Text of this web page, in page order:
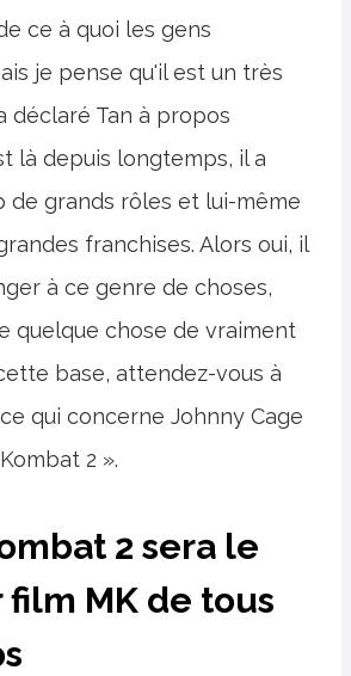
ce à quoi les gens
je pense qu'il est un très
déclaré Tan à propos
là depuis longtemps, il a
de grands rôles et lui-même
franchises. Alors oui, il
à ce genre de choses,
quelque chose de vraiment
base, attendez-vous à
qui concerne Johnny Cage
2 ».
2 sera le
MK de tous